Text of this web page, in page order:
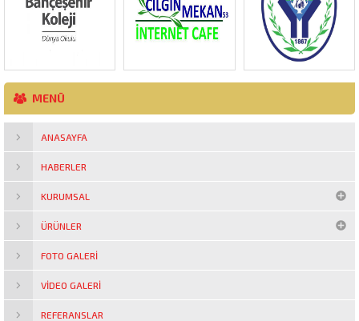
MENÜ
ANASAYFA
HABERLER
KURUMSAL
ÜRÜNLER
FOTO GALERI
VIDEO GALERI
REFERANSLAR